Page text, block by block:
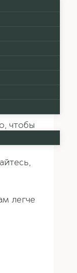
чтобы
легче